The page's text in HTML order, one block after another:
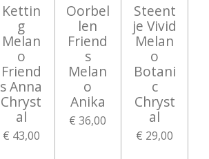
Kettin
g
Melan
o
Friend
s Anna
Chryst
al
€ 43,00
Oorbel
len
Friend
s
Melan
o
Anika
€ 36,00
Steent
je Vivid
Melan
o
Botani
c
Chryst
al
€ 29,00